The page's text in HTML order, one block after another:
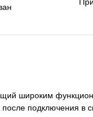
широким
подключения в